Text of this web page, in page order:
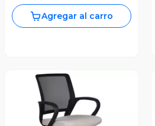
Agregar al carro